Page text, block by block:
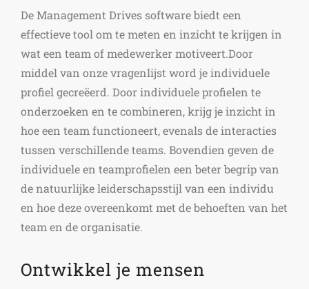
De Management Drives software biedt een
effectieve tool om te meten en inzicht te krijgen in
wat een team of medewerker motiveert.Door
middel van onze vragenlijst word je individuele
profiel gecreëerd. Door individuele profielen te
onderzoeken en te combineren, krijg je inzicht in
hoe een team functioneert, evenals de interacties
tussen verschillende teams. Bovendien geven de
individuele en teamprofielen een beter begrip van
de natuurlijke leiderschapsstijl van een individu
en hoe deze overeenkomt met de behoeften van het
team en de organisatie.
Ontwikkel je mensen